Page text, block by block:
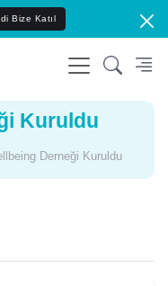
Bize Katıl
Kuruldu
Derneği Kuruldu